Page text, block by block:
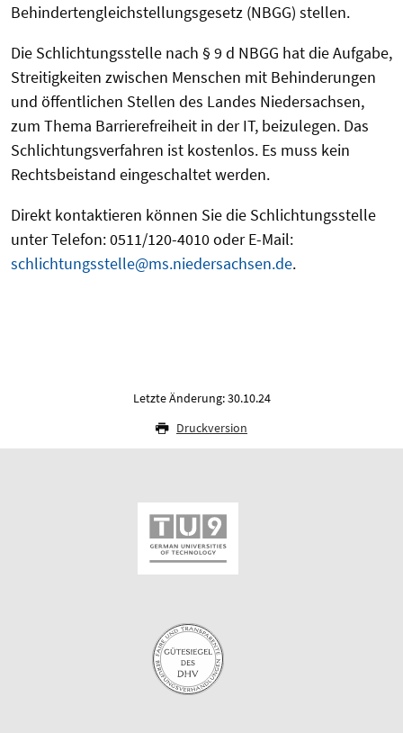
Behindertengleichstellungsgesetz (NBGG) stellen.
Die Schlichtungsstelle nach § 9 d NBGG hat die Aufgabe,
Streitigkeiten zwischen Menschen mit Behinderungen
und öffentlichen Stellen des Landes Niedersachsen,
zum Thema Barrierefreiheit in der IT, beizulegen. Das
Schlichtungsverfahren ist kostenlos. Es muss kein
Rechtsbeistand eingeschaltet werden.
Direkt kontaktieren können Sie die Schlichtungsstelle
unter Telefon: 0511/120-4010 oder E-Mail:
schlichtungsstelle@ms.niedersachsen.de.
Letzte Änderung: 30.10.24
Druckversion